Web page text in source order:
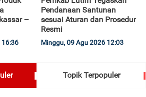
–
16:36
Pendanaan Santunan
sesuai Aturan dan Prosedur
Resmi
Minggu, 09 Agu 2026 12:03
Topik Terpopuler